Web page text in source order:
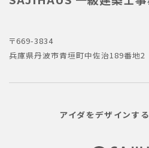
〒669-3834
兵庫県丹波市青垣町中佐治189番地2
アイダをデザインする